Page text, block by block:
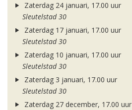
Zaterdag 24 januari, 17.00 uur
Sleutelstad 30
Zaterdag 17 januari, 17.00 uur
Sleutelstad 30
Zaterdag 10 januari, 17.00 uur
Sleutelstad 30
Zaterdag 3 januari, 17.00 uur
Sleutelstad 30
Zaterdag 27 december, 17.00 uur